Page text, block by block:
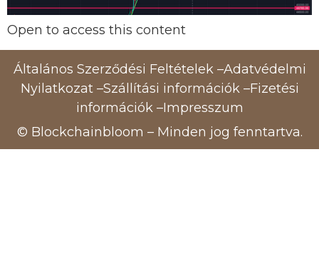
Open to access this content
Általános Szerződési Feltételek–Adatvédelmi
Nyilatkozat–Szállítási információk–Fizetési
információk–Impresszum
© Blockchainbloom – Minden jog fenntartva.